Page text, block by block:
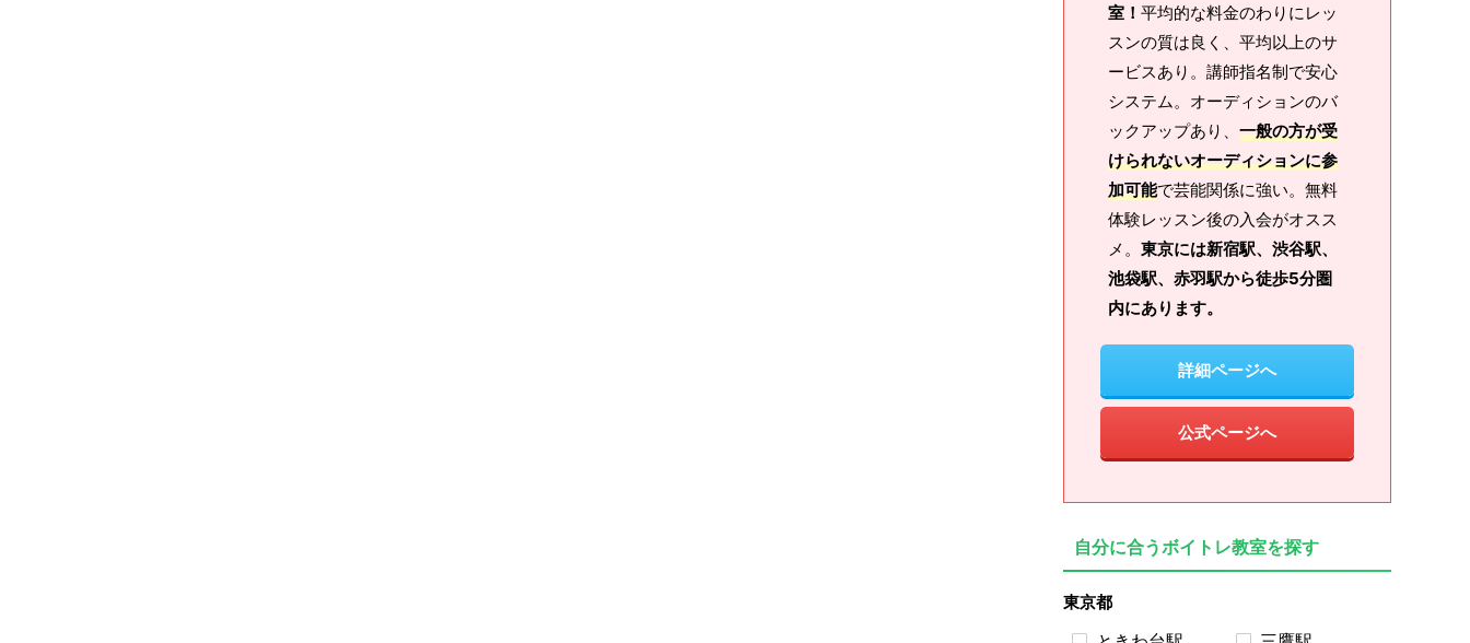
室！ 平均的な料金のわりにレッ
スンの質は良く、平均以上のサ
ービスあり。講師指名制で安心
システム。オーディションのバ
ックアップあり、 一般の方が受
けられないオーディションに参
加可能で芸能関係に強い。無料
体験レッスン後の入会がオスス
メ。 東京には新宿駅、渋谷駅、
池袋駅、赤羽駅から徒歩5分圏
内にあります。
詳細ページへ
公式ページへ
自分に合うボイトレ教室を探す
東京都